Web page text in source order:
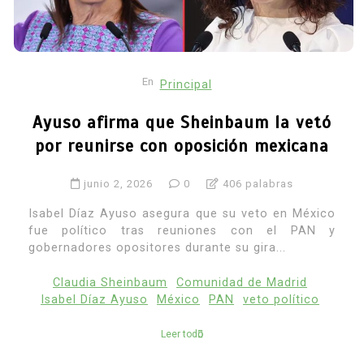
En Principal
Ayuso afirma que Sheinbaum la vetó
por reunirse con oposición mexicana
junio 2, 2026 0 406 palabras
Isabel Díaz Ayuso asegura que su veto en México
fue político tras reuniones con el PAN y
gobernadores opositores durante su gira...
Claudia Sheinbaum
Comunidad de Madrid
Isabel Díaz Ayuso
México PAN veto político
Leer todo